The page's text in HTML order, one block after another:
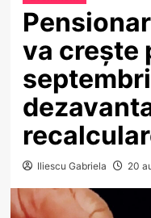
va crește
Iliescu Gabriela 20